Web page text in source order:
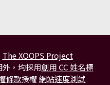
The XOOPS Project
，均採用創用 CC 姓名標
條款授權網站速度測試